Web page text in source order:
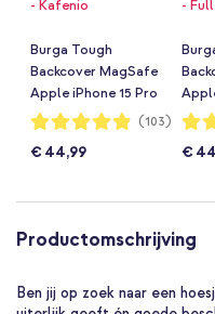
Burga Tough
Backcover MagSafe
Apple iPhone 15 Pro
- Kafenio
Waardering:
97%
(103)
€ 44,99
-
97%
€
Productomschrijving
Ben jij op zoek naar een